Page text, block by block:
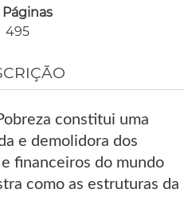
Páginas
495
constitui uma
e demolidora dos
financeiros do mundo
como as estruturas da